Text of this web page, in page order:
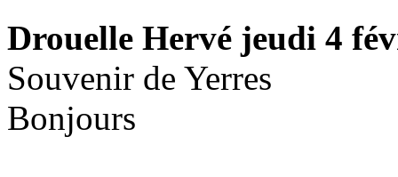
Drouelle Hervé jeudi 4
Souvenir de Yerres
Bonjours